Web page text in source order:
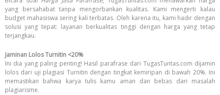
yang bersahabat tanpa mengorbankan kualitas. Kami mengerti kalau
budget mahasiswa sering kali terbatas. Oleh karena itu, kami hadir dengan
solusi yang tepat: layanan berkualitas tinggi dengan harga yang tetap
terjangkau.
Jaminan Lolos Turnitin <20%
Ini dia yang paling penting! Hasil parafrase dari TugasTuntas.com dijamin
lolos dari uji plagiasi Turnitin dengan tingkat kemiripan di bawah 20%. Ini
memastikan bahwa karya tulis kamu aman dan bebas dari masalah
plagiarisme.